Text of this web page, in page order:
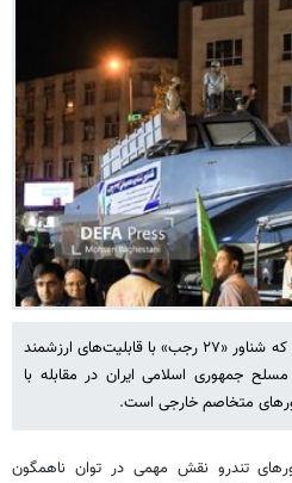
گزارش منابع رسانه‌ای نشان می‌دهد که شناور «۲۷ رجب» با قابلیت‌های ارزشمند
جمهوری اسلامی ایران در مقابله با
متخاصم خارجی است.
تندرو نقش مهمی در توان ناهمگون